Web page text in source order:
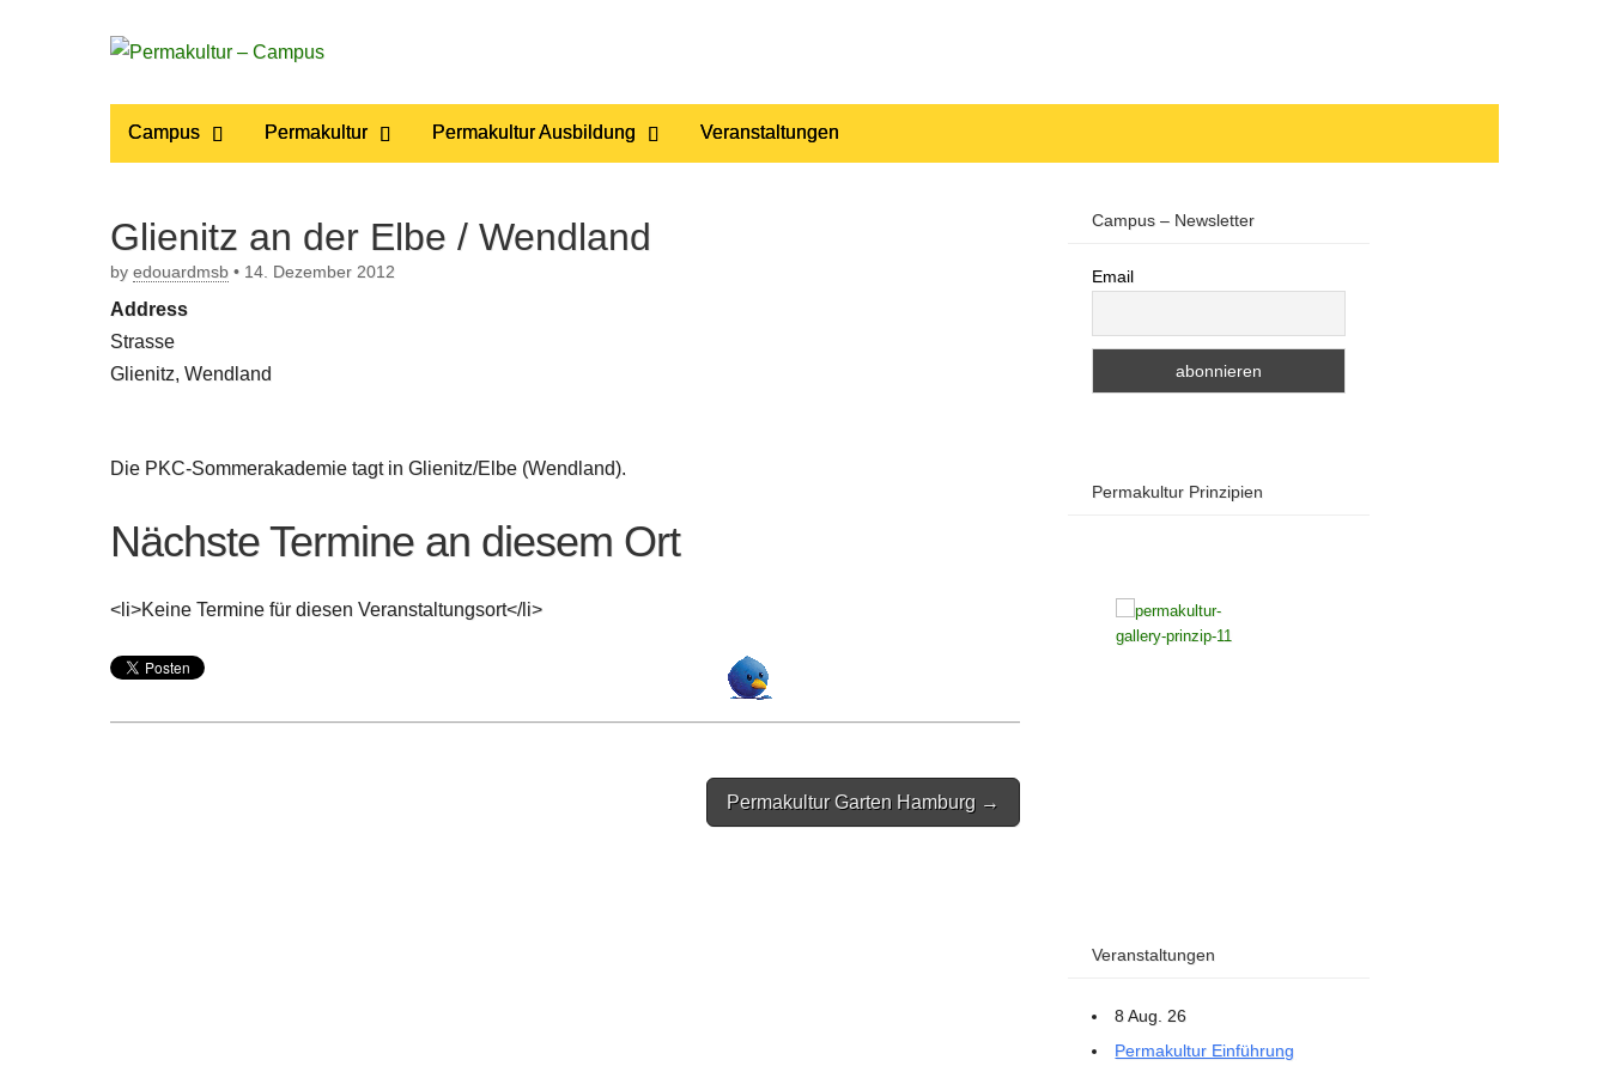
Permakultur
– Campus
Main
menu
Campus Permakultur Permakultur Ausbildung Veranstaltungen
Glienitz an der Elbe / Wendland
by edouardmsb • 14. Dezember 2012
Address
Strasse
Glienitz, Wendland
Die PKC-Sommerakademie tagt in Glienitz/Elbe (Wendland).
Nächste Termine an diesem Ort
<li>Keine Termine für diesen Veranstaltungsort</li>
Permakultur Garten Hamburg →
Campus – Newsletter
Email
Permakultur Prinzipien
Veranstaltungen
8 Aug. 26
Permakultur Einführung